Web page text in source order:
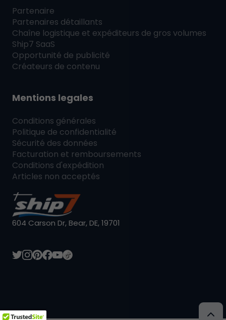
Partenaire
Partenaires détaillants
Chaîne logistique et expéditeurs de gros volumes
Ship7 SaaS
Opportunité de publicité
Créateurs de contenu
Mentions legales
Conditions générales
Politique de confidentialité
Sécurité des données
Facturation et remboursements
Conditions d'expédition
Articles non acceptés
604 Carson Dr, Bear, DE, 19701